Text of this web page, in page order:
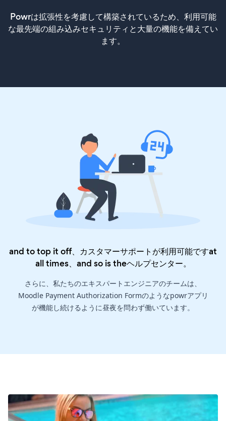
Powrは拡張性を考慮して構築されているため、利用可能
な最先端の組み込みセキュリティと大量の機能を備えてい
ます。
and to top it off、カスタマーサポートが利用可能ですat
all times、and so is theヘルプセンター。
さらに、私たちのエキスパートエンジニアのチームは、
Moodle Payment Authorization Formのようなpowrアプリ
が機能し続けるように昼夜を問わず働いています。